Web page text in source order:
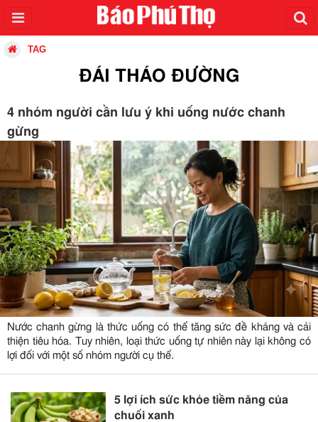
TAG
ĐÁI THÁO ĐƯỜNG
4 nhóm người cần lưu ý khi uống nước chanh
gừng
Nước chanh gừng là thức uống có thể tăng sức đề kháng và cải
thiện tiêu hóa. Tuy nhiên, loại thức uống tự nhiên này lại không có
lợi đối với một số nhóm người cụ thể.
5 lợi ích sức khỏe tiềm năng của
chuối xanh